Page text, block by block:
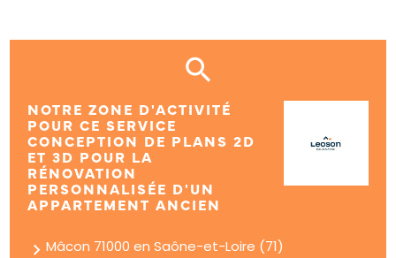
NOTRE ZONE D'ACTIVITÉ
POUR CE SERVICE
CONCEPTION DE PLANS 2D
ET 3D POUR LA
RÉNOVATION
PERSONNALISÉE D'UN
APPARTEMENT ANCIEN
Mâcon 71000 en Saône-et-Loire (71)